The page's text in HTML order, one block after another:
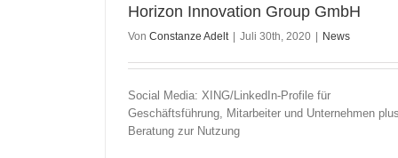
Horizon Innovation Group GmbH
Von Constanze Adelt | Juli 30th, 2020 | News
Social Media: XING/LinkedIn-Profile für
Geschäftsführung, Mitarbeiter und Unternehmen
Beratung zur Nutzung